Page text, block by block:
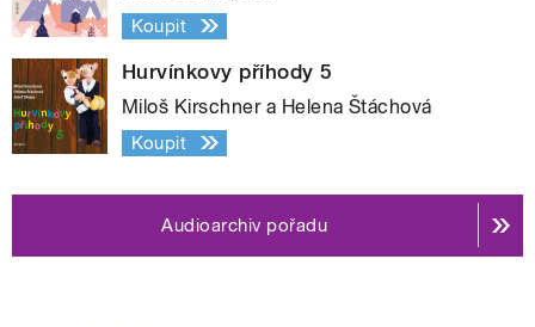
Koupit
Hurvínkovy příhody 5
Miloš Kirschner a Helena Štáchová
Koupit
Audioarchiv pořadu